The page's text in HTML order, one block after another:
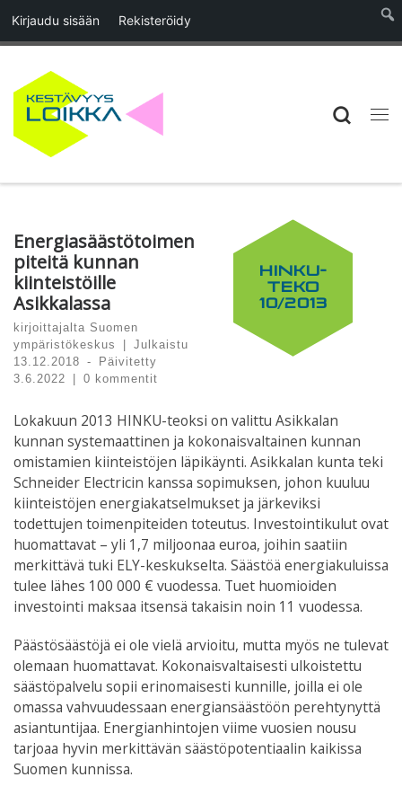
Kirjaudu sisään Rekisteröidy
Skip to content
HINKU-
TEKO
10/2013
Energiasäästötoimen
piteitä kunnan
kiinteistöille
Asikkalassa
kirjoittajalta Suomen
ympäristökeskus
Julkaistu
13.12.2018
-
Päivitetty
3.6.2022
0 kommentit
Lokakuun 2013 HINKU-teoksi on valittu Asikkalan
kunnan systemaattinen ja kokonaisvaltainen kunnan
omistamien kiinteistöjen läpikäynti. Asikkalan kunta teki
Schneider Electricin kanssa sopimuksen, johon kuuluu
kiinteistöjen energiakatselmukset ja järkeviksi
todettujen toimenpiteiden toteutus. Investointikulut ovat
huomattavat – yli 1,7 miljoonaa euroa, joihin saatiin
merkittävä tuki ELY-keskukselta. Säästöä energiakuluissa
tulee lähes 100 000 € vuodessa. Tuet huomioiden
investointi maksaa itsensä takaisin noin 11 vuodessa.
Päästösäästöjä ei ole vielä arvioitu, mutta myös ne tulevat
olemaan huomattavat. Kokonaisvaltaisesti ulkoistettu
säästöpalvelu sopii erinomaisesti kunnille, joilla ei ole
omassa vahvuudessaan energiansäästöön perehtynyttä
asiantuntijaa. Energianhintojen viime vuosien nousu
tarjoaa hyvin merkittävän säästöpotentiaalin kaikissa
Suomen kunnissa.